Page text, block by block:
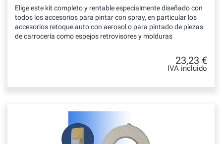
Elige este kit completo y rentable especialmente diseñado con
todos los accesorios para pintar con spray, en particular los
accesorios retoque auto con aerosol o para pintado de piezas
de carrocería como espejos retrovisores y molduras
23,23 €
IVA incluido